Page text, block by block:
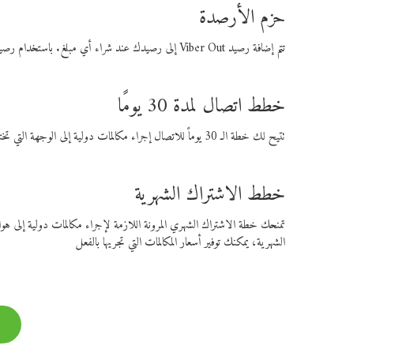
حزم الأرصدة
تتم إضافة رصيد Viber Out إلى رصيدك عند شراء أي مبلغ. باستخدام رصيدك، يمكنك إجراء مكالمات إلى أي رقم في العالم بأسعار فايبر المنخفضة.
خطط اتصال لمدة 30 يومًا
تتيح لك خطة الـ 30 يوماً للاتصال إجراء مكالمات دولية إلى الوجهة التي تختارها لمدة 30 يوماً بأسعار فايبر المنخفضة.
خطط الاشتراك الشهرية
تمنحك خطة الاشتراك الشهري المرونة اللازمة لإجراء مكالمات
الشهرية، يمكنك توفير أسعار المكالمات التي تجريها بالفعل